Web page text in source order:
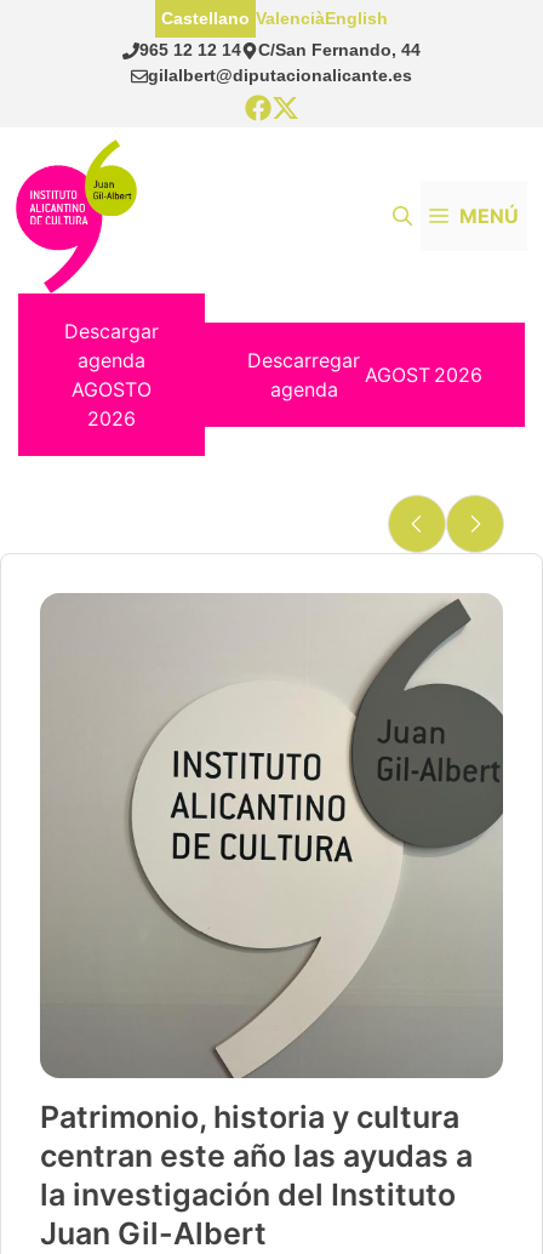
965 12 12 14
C/San Fernando, 44
gilalbert@diputacionalicante.es
Castellano ValenciàEnglish
MENÚ
Descargar
agenda
AGOSTO
2026
Descarregar
agenda
AGOST 2026
Patrimonio, historia y cultura
centran este año las ayudas a
la investigación del Instituto
Juan Gil-Albert